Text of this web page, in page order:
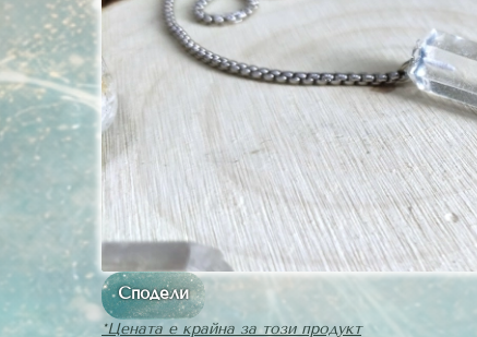
Сподели
*Цената е крайна за този продукт